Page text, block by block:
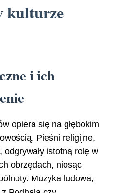
kulturze
i ich
opiera się na głębokim
Pieśni religijne,
istotną rolę w
obrzędach, niosąc
Muzyka ludowa,